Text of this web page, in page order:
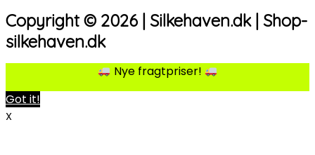
Copyright © 2026 | Silkehaven.dk | Shop-
silkehaven.dk
Nye fragtpriser!
Got it!
X